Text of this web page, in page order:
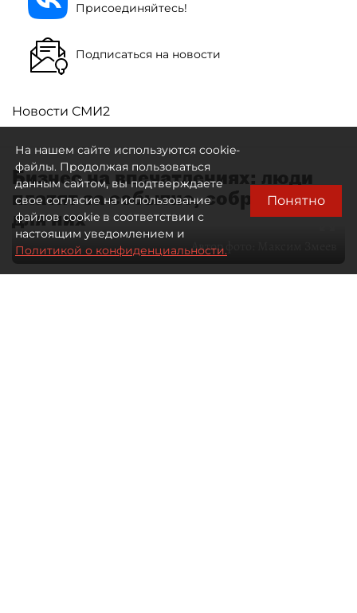
Присоединяйтесь!
Подписаться на новости
Новости СМИ2
Бизнес на впечатлениях: люди
платят за событие, собранное
для них
Автор фото:
На нашем сайте используются cookie-
файлы. Продолжая пользоваться
данным сайтом, вы подтверждаете
свое согласие на использование
файлов cookie в соответствии с
настоящим уведомлением и
Политикой о конфиденциальности.
Понятно